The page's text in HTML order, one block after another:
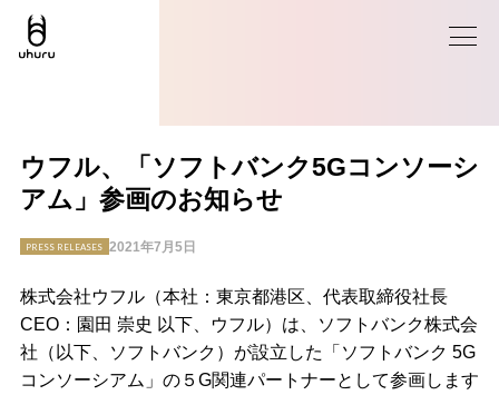
ウフル、「ソフトバンク5Gコンソーシ
アム」参画のお知らせ
PRESS RELEASES 2021年7月5日
株式会社ウフル（本社：東京都港区、代表取締役社長
CEO：園田 崇史 以下、ウフル）は、ソフトバンク株式会
社（以下、ソフトバンク）が設立した「ソフトバンク 5G
コンソーシアム」の５G関連パートナーとして参画します